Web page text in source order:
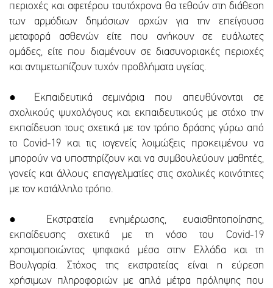
περιοχές και αφετέρου ταυτόχρονα θα τεθούν στη διάθεση
των αρμόδιων δημόσιων αρχών για την επείγουσα
μεταφορά ασθενών είτε που ανήκουν σε ευάλωτες
ομάδες, είτε που διαμένουν σε διασυνοριακές περιοχές
και αντιμετωπίζουν τυχόν προβλήματα υγείας.
● Εκπαιδευτικά σεμινάρια που απευθύνονται σε
σχολικούς ψυχολόγους και εκπαιδευτικούς με στόχο την
εκπαίδευση τους σχετικά με τον τρόπο δράσης γύρω από
το Covid-19 και τις ιογενείς λοιμώξεις προκειμένου να
μπορούν να υποστηρίζουν και να συμβουλεύουν μαθητές,
γονείς και άλλους επαγγελματίες στις σχολικές κοινότητες
με τον κατάλληλο τρόπο.
● Εκστρατεία ενημέρωσης, ευαισθητοποίησης,
εκπαίδευσης σχετικά με τη νόσο του Covid-19
χρησιμοποιώντας ψηφιακά μέσα στην Ελλάδα και τη
Βουλγαρία. Στόχος της εκστρατείας είναι η εύρεση
χρήσιμων πληροφοριών με απλά μέτρα πρόληψης που